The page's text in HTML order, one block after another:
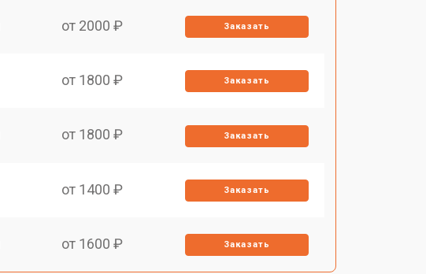
от 2000 ₽ Заказать
от 1800 ₽ Заказать
от 1800 ₽ Заказать
от 1400 ₽ Заказать
от 1600 ₽ Заказать